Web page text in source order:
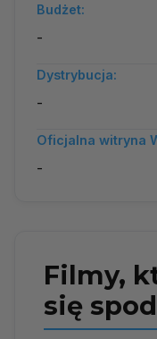
Budżet:
-
Dystrybucja:
-
Oficjalna witryna
-
Filmy,
się